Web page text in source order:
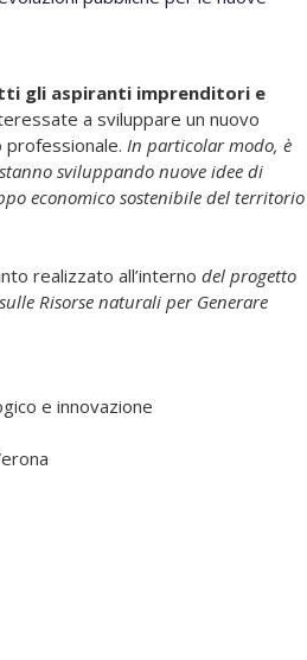
gli aspiranti imprenditori e
a sviluppare un nuovo
In particolar modo, è
sviluppando nuove idee di
economico sostenibile del territorio
realizzato all’interno del progetto
Risorse naturali per Generare
e innovazione